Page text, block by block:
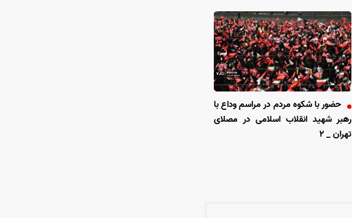
حضور با شکوه مردم در مراسم وداع با
رهبر شهید انقلاب اسلامی در مصلای
تهران _ ۲